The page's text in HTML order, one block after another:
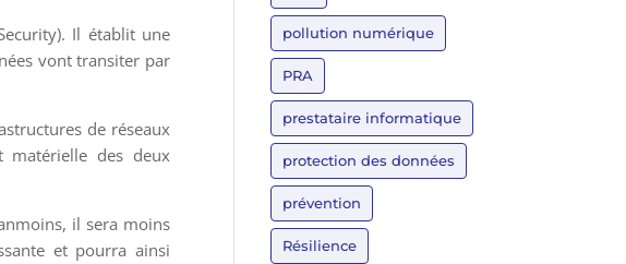
Il établit une
vont transiter par
de réseaux
matérielle des deux
il sera moins
et pourra ainsi
pollution numérique
PRA
prestataire informatique
protection des données
prévention
Résilience